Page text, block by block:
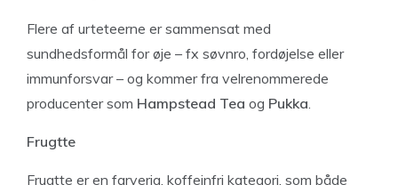
Flere af urteteerne er sammensat med
sundhedsformål for øje – fx søvnro, fordøjelse eller
immunforsvar – og kommer fra velrenommerede
producenter som Hampstead Tea og Pukka
Frugtte
Frugtte er en farverig, koffeinfri kategori, som både